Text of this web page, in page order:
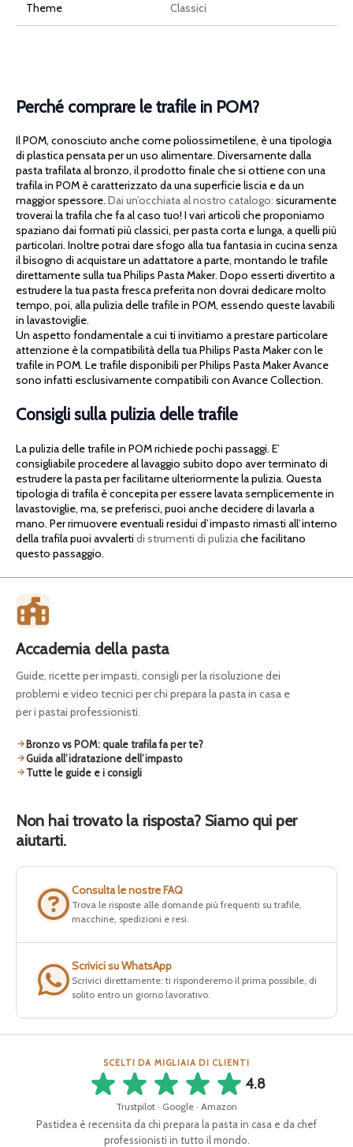
Theme Classici
Perché comprare le trafile in POM?
Il POM, conosciuto anche come poliossimetilene, è una tipologia
di plastica pensata per un uso alimentare. Diversamente dalla
pasta trafilata al bronzo, il prodotto finale che si ottiene con una
trafila in POM è caratterizzato da una superficie liscia e da un
maggior spessore. Dai un’occhiata al nostro catalogo: sicuramente
troverai la trafila che fa al caso tuo! I vari articoli che proponiamo
spaziano dai formati più classici, per pasta corta e lunga, a quelli più
particolari. Inoltre potrai dare sfogo alla tua fantasia in cucina senza
il bisogno di acquistare un adattatore a parte, montando le trafile
direttamente sulla tua Philips Pasta Maker. Dopo esserti divertito a
estrudere la tua pasta fresca preferita non dovrai dedicare molto
tempo, poi, alla pulizia delle trafile in POM, essendo queste lavabili
in lavastoviglie.
Un aspetto fondamentale a cui ti invitiamo a prestare particolare
attenzione è la compatibilità della tua Philips Pasta Maker con le
trafile in POM. Le trafile disponibili per Philips Pasta Maker Avance
sono infatti esclusivamente compatibili con Avance Collection.
Consigli sulla pulizia delle trafile
La pulizia delle trafile in POM richiede pochi passaggi. E’
consigliabile procedere al lavaggio subito dopo aver terminato di
estrudere la pasta per facilitarne ulteriormente la pulizia. Questa
tipologia di trafila è concepita per essere lavata semplicemente in
lavastoviglie, ma, se preferisci, puoi anche decidere di lavarla a
mano. Per rimuovere eventuali residui d’impasto rimasti all’interno
della trafila puoi avvalerti di strumenti di puliziache facilitano
questo passaggio.
Accademia della pasta
Guide, ricette per impasti, consigli per la risoluzione dei
problemi e video tecnici per chi prepara la pasta in casa e
per i pastai professionisti.
Bronzo vs POM: quale trafila fa per te?
Guida all’idratazione dell’impasto
Tutte le guide e i consigli
Non hai trovato la risposta? Siamo qui per
aiutarti.
Consulta le nostre FAQ
Trova le risposte alle domande più frequenti su trafile,
macchine, spedizioni e resi.
Scrivici su WhatsApp
Scrivici direttamente: ti risponderemo il prima possibile, di
solito entro un giorno lavorativo.
SCELTI DA MIGLIAIA DI CLIENTI
4.8
Trustpilot · Google · Amazon
Pastidea è recensita da chi prepara la pasta in casa e da chef
professionisti in tutto il mondo.